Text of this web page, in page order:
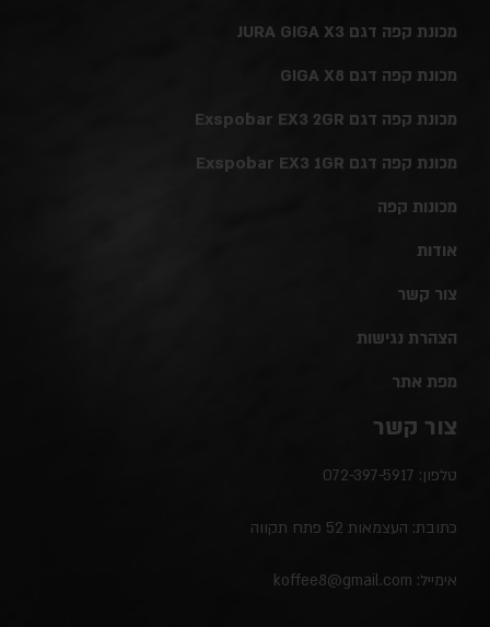
מכונת קפה דגם JURA GIGA X3
מכונת קפה דגם GIGA X8
מכונת קפה דגם Exspobar EX3 2GR
מכונת קפה דגם Exspobar EX3 1GR
מכונות קפה
אודות
צור קשר
הצהרת נגישות
מפת אתר
צור קשר
טלפון: 072-397-5917
כתובת: העצמאות 52 פתח תקווה
אימייל: koffee8@gmail.com